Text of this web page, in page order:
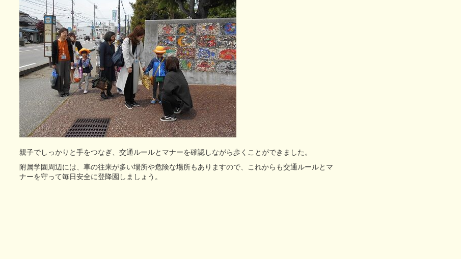
親子でしっかりと手をつなぎ、交通ルールとマナーを確認しながら歩くことができました。
附属学園周辺には、車の往来が多い場所や危険な場所もありますので、これからも交通ルールとマ
ナーを守って毎日安全に登降園しましょう。